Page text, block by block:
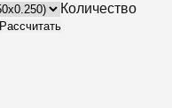
Количество
Рассчитать